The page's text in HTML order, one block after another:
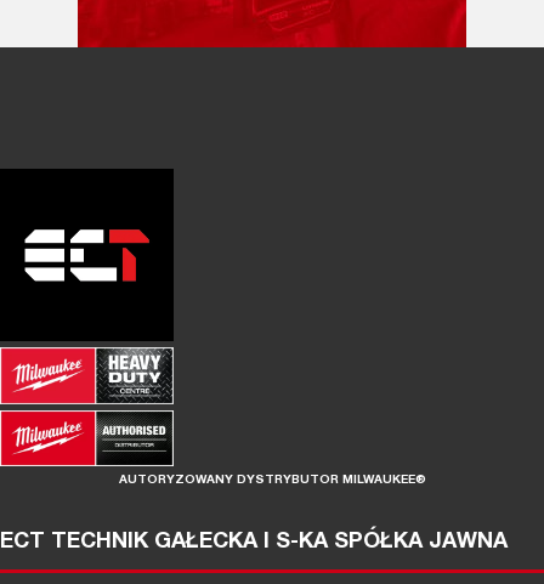
AUTORYZOWANY DYSTRYBUTOR MILWAUKEE®
ECT TECHNIK GAŁECKA I S-KA SPÓŁKA JAWNA